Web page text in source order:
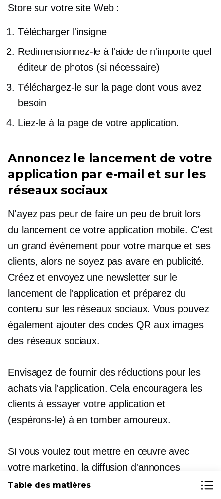
Store sur votre site Web :
Télécharger l'insigne
Redimensionnez-le à l'aide de n'importe quel
éditeur de photos (si nécessaire)
Téléchargez-le sur la page dont vous avez
besoin
Liez-le à la page de votre application.
Annoncez le lancement de votre
application par e-mail et sur les
réseaux sociaux
N'ayez pas peur de faire un peu de bruit lors
du lancement de votre application mobile. C'est
un grand événement pour votre marque et ses
clients, alors ne soyez pas avare en publicité.
Créez et envoyez une newsletter sur le
lancement de l'application et préparez du
contenu sur les réseaux sociaux. Vous pouvez
également ajouter des codes QR aux images
des réseaux sociaux.
Envisagez de fournir des réductions pour les
achats via l'application. Cela encouragera les
clients à essayer votre application et
(espérons-le) à en tomber amoureux.
Si vous voulez tout mettre en œuvre avec
votre marketing, la diffusion d'annonces
payantes est une option. Tu peux
pour
Table des matières